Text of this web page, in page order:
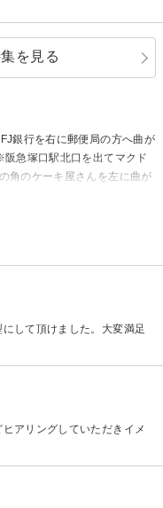
を見る
銀行を右に郵便局の方へ曲が
急塚口駅北口を出てマクド
角のケーキ屋さんを左に曲が
して頂けました。大変満足
アリングしていただきイメ